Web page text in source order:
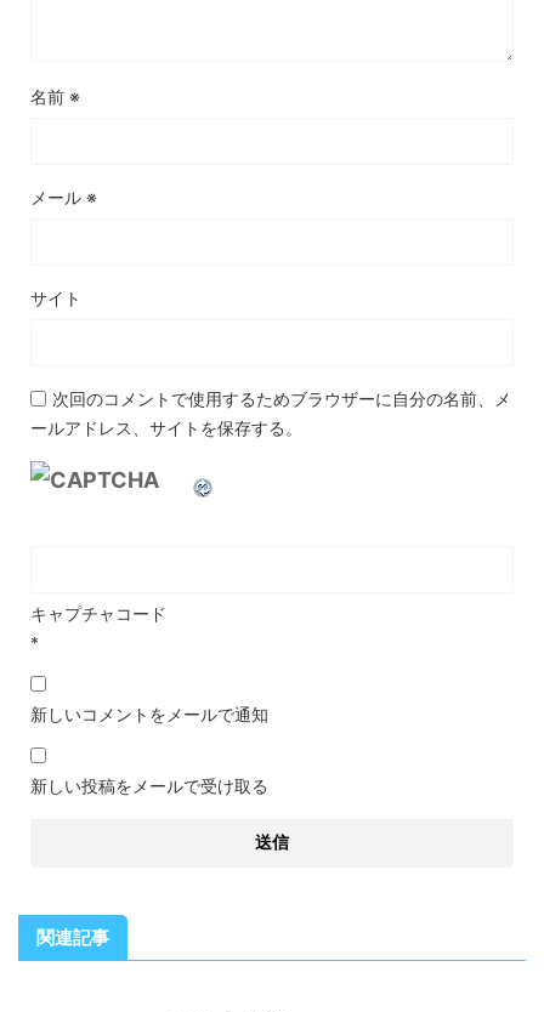
名前 ※
メール ※
サイト
次回のコメントで使用するためブラウザーに自分の名前、メ
ールアドレス、サイトを保存する。
キャプチャコード
*
新しいコメントをメールで通知
新しい投稿をメールで受け取る
関連記事